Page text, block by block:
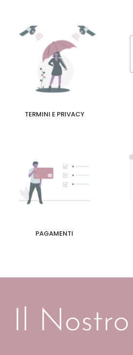
TERMINI E PRIVACY
PAGAMENTI
Il